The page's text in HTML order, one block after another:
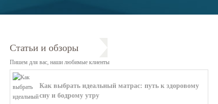
Статьи и обзоры
Пишем для вас, наши любимые клиенты
Как выбрать идеальный матрас: путь к здоровому
сну и бодрому утру